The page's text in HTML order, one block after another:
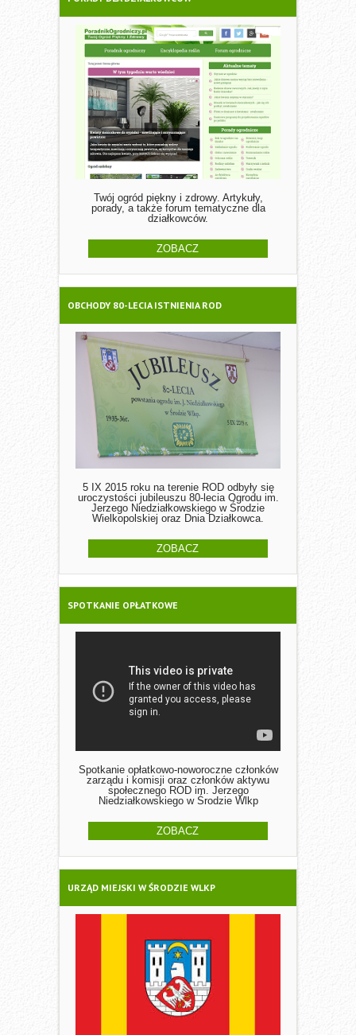
Twój ogród piękny i zdrowy. Artykuły,
porady, a także forum tematyczne dla
działkowców.
ZOBACZ
OBCHODY 80-LECIA ISTNIENIA ROD
5 IX 2015 roku na terenie ROD odbyły się
uroczystości jubileuszu 80-lecia Ogrodu im.
Jerzego Niedziałkowskiego w Środzie
Wielkopolskiej oraz Dnia Działkowca.
ZOBACZ
SPOTKANIE OPŁATKOWE
Spotkanie opłatkowo-noworoczne członków
zarządu i komisji oraz członków aktywu
społecznego ROD im. Jerzego
Niedziałkowskiego w Środzie Wlkp
ZOBACZ
URZĄD MIEJSKI W ŚRODZIE WLKP